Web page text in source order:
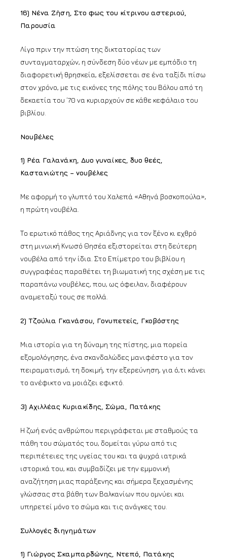
16) Νένα Ζήση, Στο φως του κίτρινου αστεριού,
Παρουσία
Λίγο πριν την πτώση της δικτατορίας των
συνταγματαρχών, η σύνδεση δύο νέων με εμπόδιο τη
διαφορετική θρησκεία, εξελίσσεται σε ένα ταξίδι πίσω
στον χρόνο, με τις εικόνες της πόλης του Βόλου από τη
δεκαετία του ’70 να κυριαρχούν σε κάθε κεφάλαιο του
βιβλίου.
Νουβέλες
1) Ρέα Γαλανάκη, Δυο γυναίκες, δυο θεές,
Καστανιώτης – νουβέλες
Με αφορμή το γλυπτό του Χαλεπά «Αθηνά βοσκοπούλα»,
η πρώτη νουβέλα.
Το ερωτικό πάθος της Αριάδνης για τον ξένο κι εχθρό
στη μινωική Κνωσό Θησέα εξιστορείται στη δεύτερη
νουβέλα από την ίδια. Στο Επίμετρο του βιβλίου η
συγγραφέας παραθέτει τη βιωματική της σχέση με τις
παραπάνω νουβέλες, που, ως όφειλαν, διαφέρουν
αναμεταξύ τους σε πολλά.
2) Τζούλια Γκανάσου, Γονυπετείς, Γκοβόστης
Μια ιστορία για τη δύναμη της πίστης, μια πορεία
εξομολόγησης, ένα σκανδαλώδες μανιφέστο για τον
πειραματισμό, τη δοκιμή, την εξερεύνηση, για ό,τι κάνει
το ανέφικτο να μοιάζει εφικτό.
3) Αχιλλέας Κυριακίδης, Σώμα, Πατάκης
Η ζωή ενός ανθρώπου περιγράφεται με σταθμούς τα
πάθη του σώματός του, δομείται γύρω από τις
περιπέτειες της υγείας του και τα ψυχρά ιατρικά
ιστορικά του, και συμβαδίζει με την εμμονική
αναζήτηση μιας παράξενης και σήμερα ξεχασμένης
γλώσσας στα βάθη των Βαλκανίων που ομνύει και
υπηρετεί μόνο το σώμα και τις ανάγκες του.
Συλλογές διηγημάτων
1) Γιώργος Σκαμπαρδώνης, Ντεπό, Πατάκης